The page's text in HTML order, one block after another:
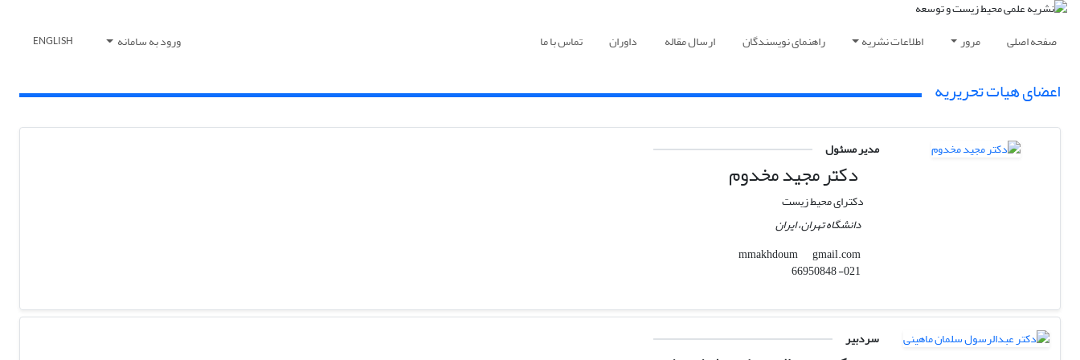
صفحه اصلی مرور اطلاعات نشریه راهنمای نویسندگان ارسال مقاله داوران تماس با ما ورود به سامانه ENGLISH
اعضای هیات تحریریه
مدیر مسئول
دکتر مجید مخدوم
دکترای محیط زیست
دانشگاه تهران، ایران
mmakhdoum
gmail.com
سردبیر